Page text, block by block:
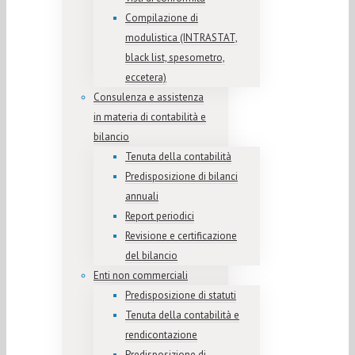
Compilazione di
modulistica (INTRASTAT,
black list, spesometro,
eccetera)
Consulenza e assistenza
in materia di contabilità e
bilancio
Tenuta della contabilità
Predisposizione di bilanci
annuali
Report periodici
Revisione e certificazione
del bilancio
Enti non commerciali
Predisposizione di statuti
Tenuta della contabilità e
rendicontazione